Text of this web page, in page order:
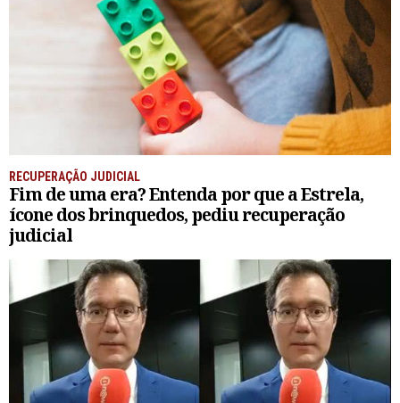
RECUPERAÇÃO JUDICIAL
Fim de uma era? Entenda por que a Estrela,
ícone dos brinquedos, pediu recuperação
judicial